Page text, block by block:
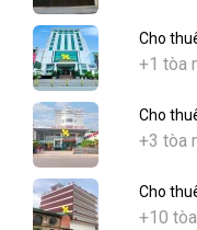
Cho
+1 tòa
Cho
+3 tòa
Cho
+10